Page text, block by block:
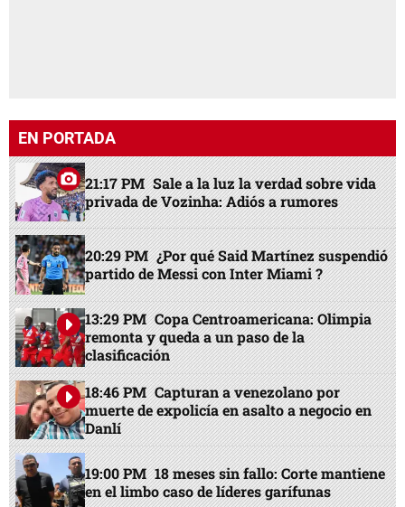
EN PORTADA
21:17 PM Sale a la luz la verdad sobre vida
privada de Vozinha: Adiós a rumores
20:29 PM ¿Por qué Said Martínez suspendió
partido de Messi con Inter Miami ?
13:29 PM Copa Centroamericana: Olimpia
remonta y queda a un paso de la
clasificación
18:46 PM Capturan a venezolano por
muerte de expolicía en asalto a negocio en
Danlí
19:00 PM 18 meses sin fallo: Corte mantiene
en el limbo caso de líderes garífunas